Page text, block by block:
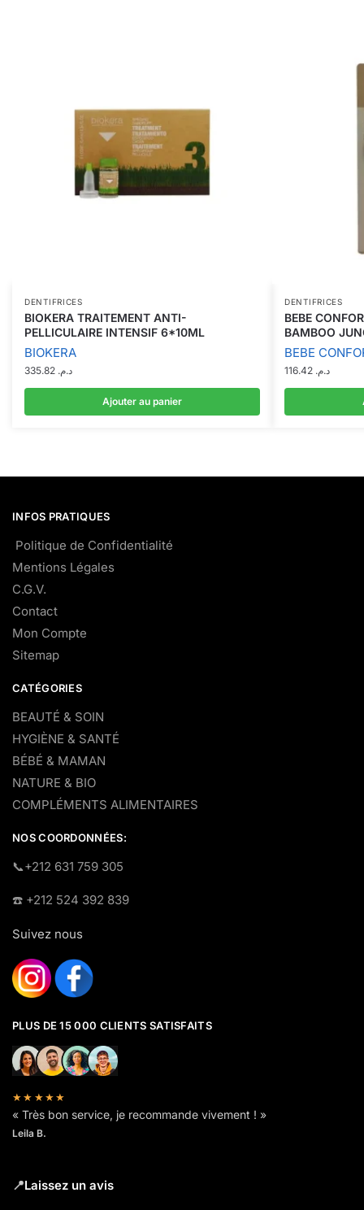
DENTIFRICES
BIOKERA TRAITEMENT ANTI-
PELLICULAIRE INTENSIF 6*10ML
BIOKERA
د.م.
Ajouter au panier
DENTIFRICES
BEBE
BAMBOO
BEBE
د.م.
INFOS PRATIQUES
Politique de Confidentialité
Mentions Légales
C.G.V.
Contact
Mon Compte
Sitemap
CATÉGORIES
BEAUTÉ & SOIN
HYGIÈNE & SANTÉ
BÉBÉ & MAMAN
NATURE & BIO
COMPLÉMENTS ALIMENTAIRES
NOS COORDONNÉES:
​📞+212 631 759 305
☎️​ +212 524 392 839
Suivez nous
PLUS DE 15 000 CLIENTS SATISFAITS
★★★★★
« Très bon service, je recommande vivement ! »
Leila B.
📍Laissez un avis